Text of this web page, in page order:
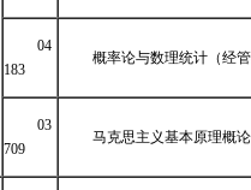
04
183
概率论与数理统计（经管
03
709
马克思主义基本原理概论